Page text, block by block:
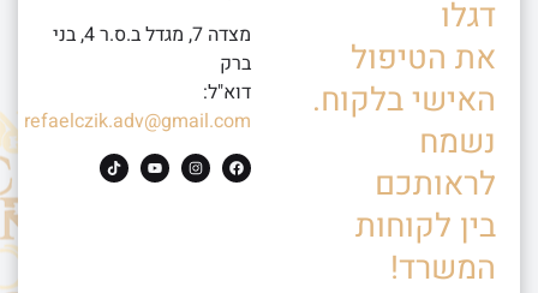
דגלו
את הטיפול
האישי בלקוח.
נשמח
לראותכם
בין לקוחות
המשרד!
מצדה 7, מגדל ב.ס.ר 4, בני
ברק
דוא"ל:
refaelczik.adv@gmail.com